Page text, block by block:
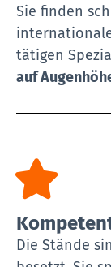
Sie finden
tätigen
auf
Die Stände